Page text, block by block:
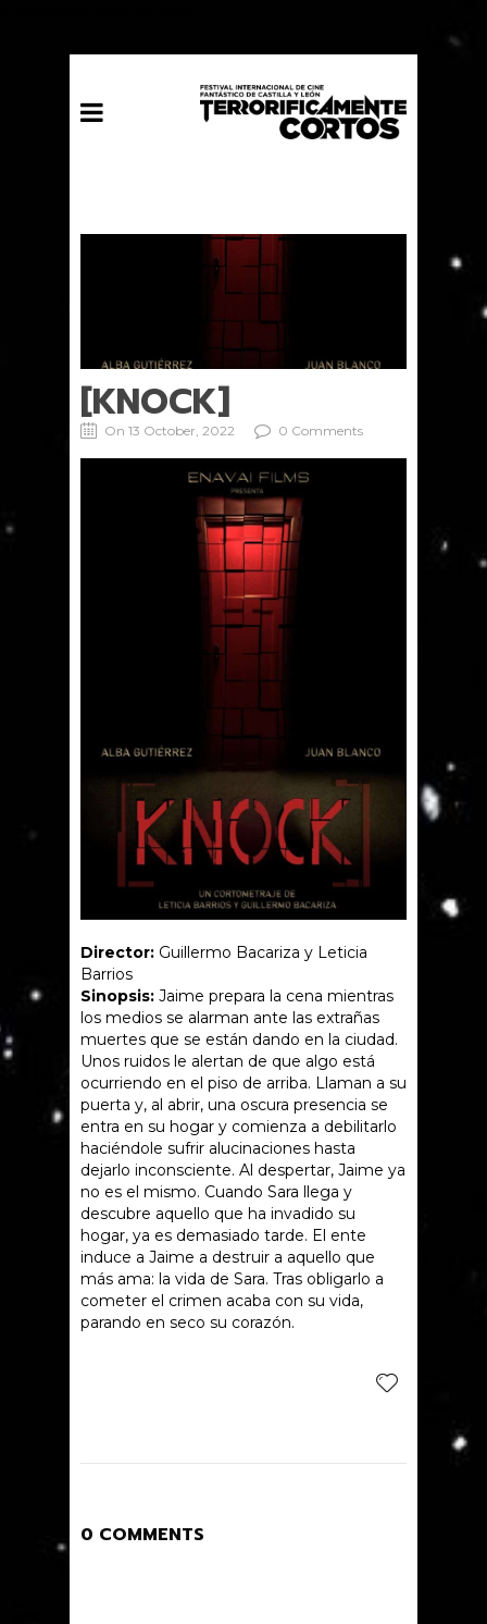
[KNOCK]
On 13 October, 2022 0 Comments
Director: Guillermo Bacariza y Leticia
Barrios
Sinopsis: Jaime prepara la cena mientras
los medios se alarman ante las extrañas
muertes que se están dando en la ciudad.
Unos ruidos le alertan de que algo está
ocurriendo en el piso de arriba. Llaman a su
puerta y, al abrir, una oscura presencia se
entra en su hogar y comienza a debilitarlo
haciéndole sufrir alucinaciones hasta
dejarlo inconsciente. Al despertar, Jaime ya
no es el mismo. Cuando Sara llega y
descubre aquello que ha invadido su
hogar, ya es demasiado tarde. El ente
induce a Jaime a destruir a aquello que
más ama: la vida de Sara. Tras obligarlo a
cometer el crimen acaba con su vida,
parando en seco su corazón.
0 COMMENTS